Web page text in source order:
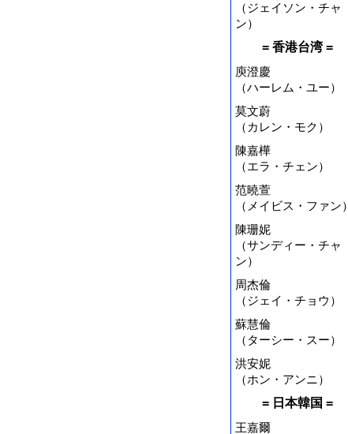
（ジェイソン・チャ
ン）
= 香港台湾 =
庾澄慶
（ハーレム・ユー）
莫文蔚
（カレン・モク）
陳嘉樺
（エラ・チェン）
范曉萱
（メイビス・ファン）
陳珊妮
（サンディー・チャ
ン）
周杰倫
（ジェイ・チョウ）
蘇慧倫
（ターシー・スー）
洪安妮
（ホン・アンニ）
= 日本韓国 =
王嘉爾